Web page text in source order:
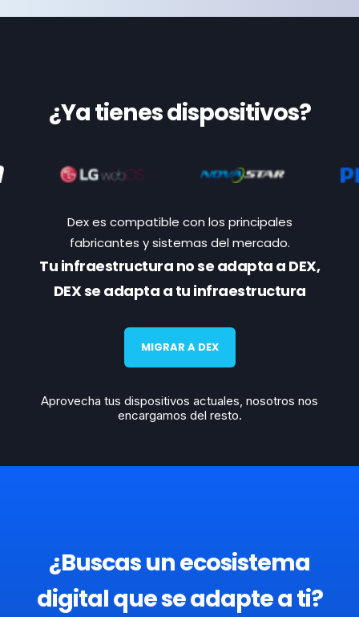
¿Ya tienes dispositivos?
Dex es compatible con los principales
fabricantes y sistemas del mercado.
Tu infraestructura no se adapta a DEX,
DEX se adapta a tu infraestructura
MIGRAR A DEX
Aprovecha tus dispositivos actuales, nosotros nos
encargamos del resto.
¿Buscas un ecosistema
digital que se adapte a ti?